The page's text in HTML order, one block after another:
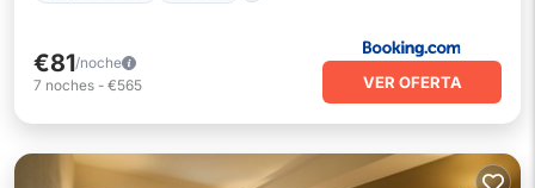
€81/noche
7 noches - €565 VER OFERTA